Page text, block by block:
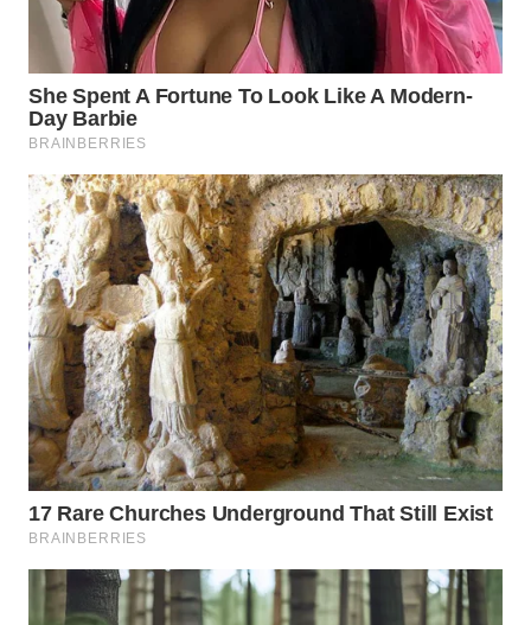
WN
BINTAN
WN
MANDALIKA
WN
LIKUPANG
WN
LABUANBAJO
WN
BORNEO
Wahana
Group
WAHANA
NEWS